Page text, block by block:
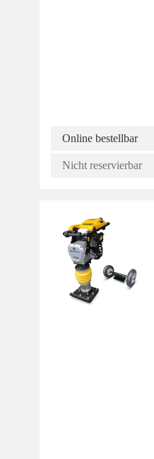
Online bestellbar
Nicht reservierbar